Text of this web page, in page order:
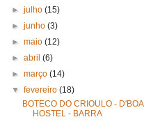
►julho(15)
►junho(3)
►maio(12)
►abril(6)
►março(14)
▼fevereiro(18)
BOTECO DO CRIOULO - D'BOA
HOSTEL - BARRA